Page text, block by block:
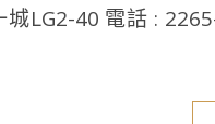
LG2-40 電話 :